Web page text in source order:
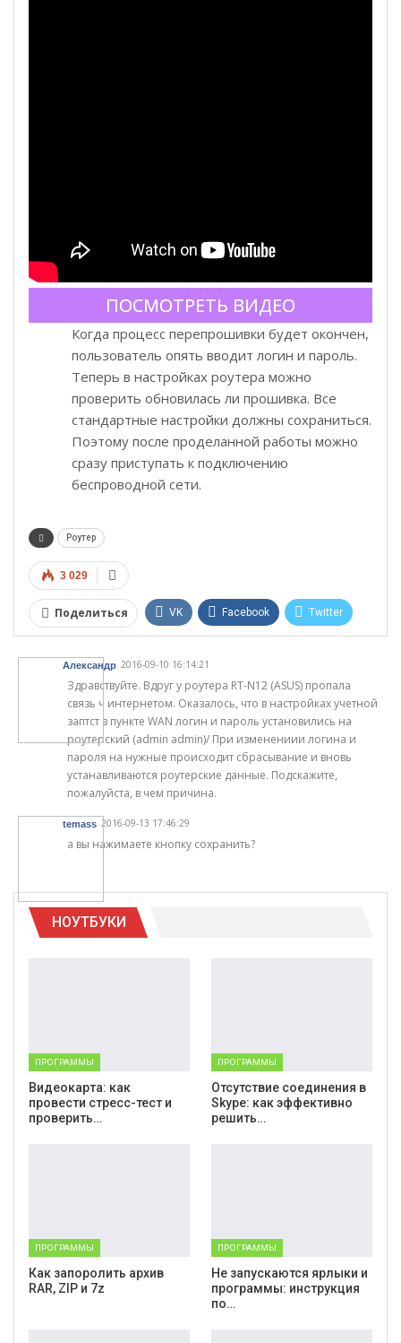
ПОСМОТРЕТЬ ВИДЕО
Когда процесс перепрошивки будет окончен,
пользователь опять вводит логин и пароль.
Теперь в настройках роутера можно
проверить обновилась ли прошивка. Все
стандартные настройки должны сохраниться.
Поэтому после проделанной работы можно
сразу приступать к подключению
беспроводной сети.
Роутер
3 029
Поделиться VK Facebook Twitter
Telegram Viber
Александр 2016-09-10 16:14:21
Здравствуйте. Вдруг у роутера RT-N12 (ASUS) пропала
связь ч интернетом. Оказалось, что в настройках учетной
заптст в пункте WAN логин и пароль установились на
роутерский (admin admin)/ При изменениии логина и
пароля на нужные происходит сбрасывание и вновь
устанавливаются роутерские данные. Подскажите,
пожалуйста, в чем причина.
temass 2016-09-13 17:46:29
а вы нажимаете кнопку сохранить?
НОУТБУКИ
ПРОГРАММЫ
Видеокарта: как
провести стресс-тест и
проверить…
ПРОГРАММЫ
Отсутствие соединения в
Skype: как эффективно
решить…
ПРОГРАММЫ
Как запоролить архив
RAR, ZIP и 7z
ПРОГРАММЫ
Не запускаются ярлыки и
программы: инструкция
по…